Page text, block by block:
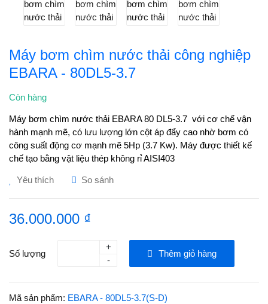
Máy bơm chìm nước thải công nghiệp
EBARA - 80DL5-3.7
Còn hàng
Máy bơm chìm nước thải EBARA 80 DL5-3.7 với cơ chế vận
hành mạnh mẽ, có lưu lượng lớn cột áp đẩy cao nhờ bơm có
công suất động cơ mạnh mẽ 5Hp (3.7 Kw). Máy được thiết kế
chế tạo bằng vật liệu thép không rỉ AISI403
Yêu thích So sánh
36.000.000 ₫
Số lượng
+
-
Thêm giỏ hàng
Mã sản phẩm: EBARA - 80DL5-3.7(S-D)